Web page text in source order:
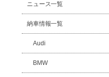
ニュース一覧
納車情報一覧
Audi
BMW